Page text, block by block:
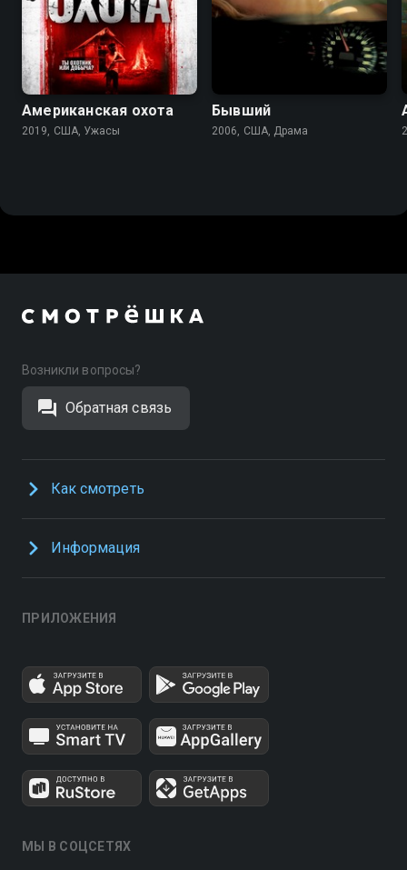
4.2
Американская охота
2019, США, Ужасы
Бывший
2006, США, Драма
Возникли вопросы?
Обратная связь
Как смотреть
Информация
ПРИЛОЖЕНИЯ
МЫ В СОЦСЕТЯХ